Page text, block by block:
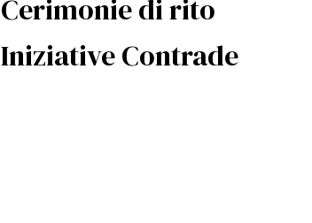
Cerimonie di rito
Iniziative Contrade